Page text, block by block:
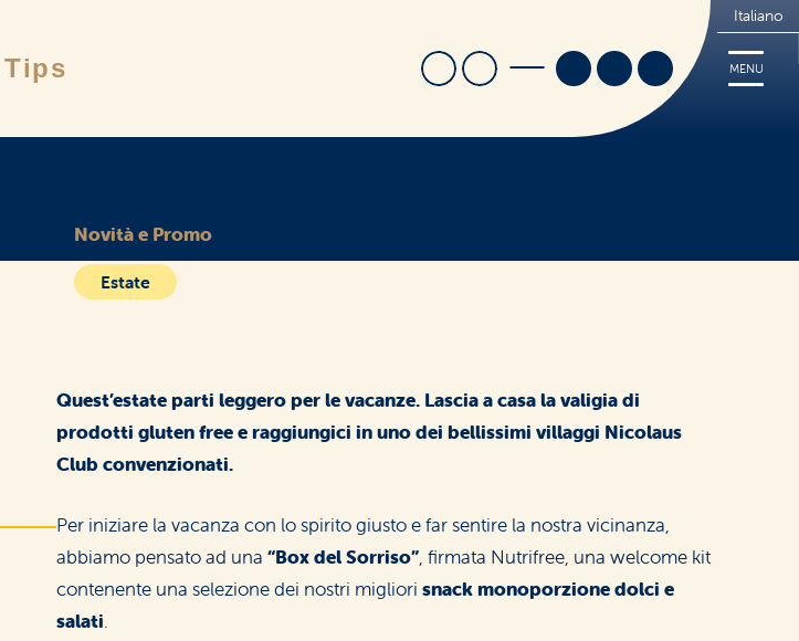
MENU
Italiano
Pasticceria
Punto Caldo
Sostenibilità
Novità e Promo
Iscriviti alla Nutriletter
Area riservata rivenditori
Tips CercaTrova Negozio
Novità e Promo
Estate
Quest’estate parti leggero per le vacanze. Lascia a casa la valigia di
prodotti gluten free e raggiungici in uno dei bellissimi villaggi Nicolaus
Club convenzionati.
Per iniziare la vacanza con lo spirito giusto e far sentire la nostra vicinanza,
abbiamo pensato ad una “Box del Sorriso”, firmata Nutrifree, una welcome kit
contenente una selezione dei nostri migliori snack monoporzione dolci e
salati.